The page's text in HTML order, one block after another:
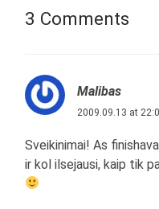
3 Comments
Malibas
2009.09.13 at
Sveikinimai! As
ir kol ilsejausi, kaip tik